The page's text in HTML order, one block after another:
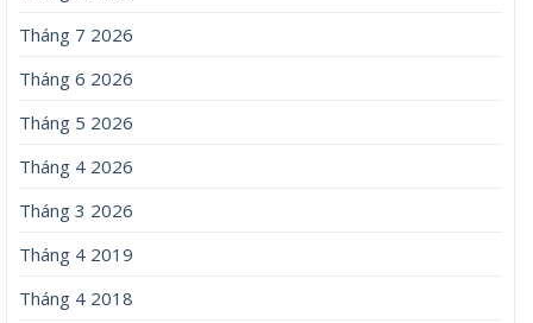
Tháng 7 2026
Tháng 6 2026
Tháng 5 2026
Tháng 4 2026
Tháng 3 2026
Tháng 4 2019
Tháng 4 2018